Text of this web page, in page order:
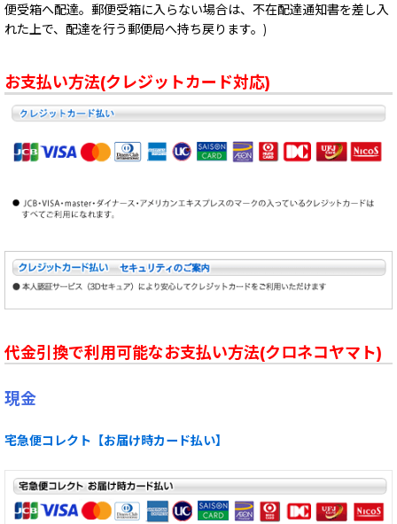
便受箱へ配達。郵便受箱に入らない場合は、不在配達通知書を差し入
れた上で、配達を行う郵便局へ持ち戻ります。)
お支払い方法(クレジットカード対応)
代金引換で利用可能なお支払い方法(クロネコヤマト)
現金
宅急便コレクト【お届け時カード払い】